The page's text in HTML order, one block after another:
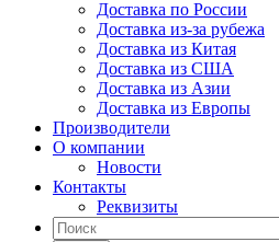
Доставка по России
Доставка из-за рубежа
Доставка из Китая
Доставка из США
Доставка из Азии
Доставка из Европы
Производители
О компании
Новости
Контакты
Реквизиты